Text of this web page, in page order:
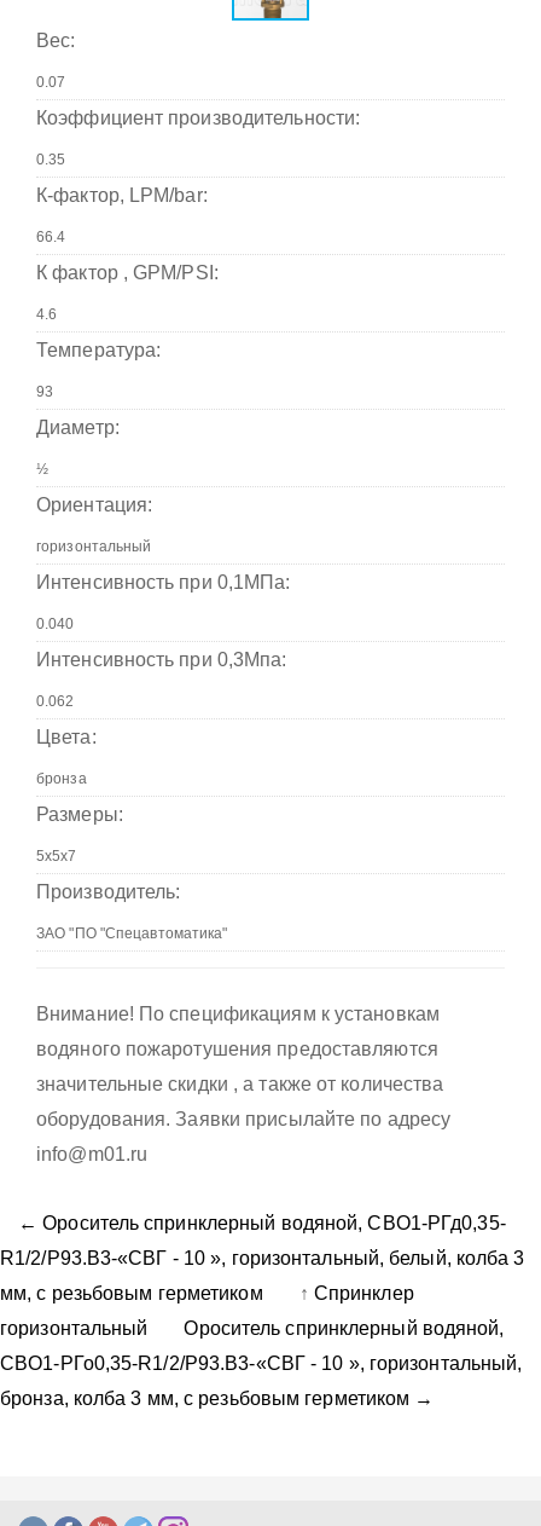
Вес:
Коэффициент производительности:
К-фактор, LPM/bar:
К фактор , GPM/PSI:
Температура:
Диаметр:
Ориентация:
Интенсивность при 0,1МПа:
Интенсивность при 0,3Мпа:
Цвета:
Размеры:
Производитель:
Внимание! По спецификациям к установкам
водяного пожаротушения предоставляются
значительные скидки , а также от количества
оборудования. Заявки присылайте по адресу
info@m01.ru
← Ороситель спринклерный водяной, CВO1-PГд0,35-
R1/2/P93.B3-«СВГ - 10 », горизонтальный, белый, колба 3
мм, с резьбовым герметиком
↑ Спринклер
горизонтальный
Ороситель спринклерный водяной,
CВO1-PГо0,35-R1/2/P93.B3-«СВГ - 10 », горизонтальный,
бронза, колба 3 мм, с резьбовым герметиком →